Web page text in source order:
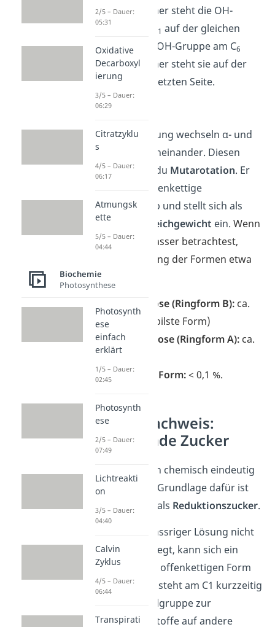
Beim α-Anomer steht die OH-
Gruppe am C
1 auf der gleichen
Seite wie die OH-Gruppe am C6
Beim β-Anomer steht sie auf der
entgegengesetzten Seite.
Mutarotation
In wässriger Lösung wechseln α- und
β-Form ständig ineinander. Diesen
Wechsel nennst du Mutarotation. Er
läuft über die offenkettige
Zwischenform ab und stellt sich als
dynamisches
Gleichgewicht ein. Wenn
du Glucose in Wasser betrachtest,
sieht die Verteilung der Formen etwa
so aus:
-D-Glucose (Ringform B):ca.
64 %
(die stabilste Form)
alpha-D-Glucose (Ringform A):ca.
36 %
offenkettige Form:< 0,1 %.
Glucose-Nachweis:
Reduzierende Zucker
Glucose lässt sich chemisch eindeutig
nachweisen. Die Grundlage dafür ist
ihre Eigenschaft als Reduktionszucker.
Da Glucose in wässriger Lösung nicht
nur als Ring vorliegt, kann sich ein
kleiner Anteil zur offenkettigen Form
öffnen. Dadurch steht am C1 kurzzeitig
eine freie Aldehylgruppe zur
Verfügung, die Stoffe auf andere
2/5 – Dauer:
05:31
Oxidative
Decarboxyl
ierung
3/5 – Dauer:
06:29
Citratzyklu
s
4/5 – Dauer:
06:17
Atmungsk
ette
5/5 – Dauer:
04:44
Biochemie
Photosynthese
Photosynth
ese
einfach
erklärt
1/5 – Dauer:
02:45
Photosynth
ese
2/5 – Dauer:
07:49
Lichtreakti
on
3/5 – Dauer:
04:40
Calvin
Zyklus
4/5 – Dauer:
06:44
Transpirati